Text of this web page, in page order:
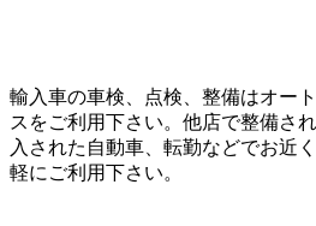
輸入車の車検、点検、整備はオー
スをご利用下さい。他店で整備さ
入された自動車、転勤などでお近
軽にご利用下さい。